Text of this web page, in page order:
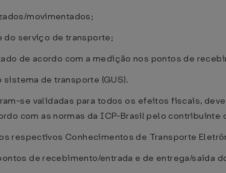
movimentados;
do serviço de transporte;
de acordo com a medição nos pontos de
de transporte (GUS).
se validadas para todos os efeitos fiscais,
com as normas da ICP-Brasil pelo contribuinte
respectivos Conhecimentos de Transporte
de recebimento/entrada e de entrega/saída